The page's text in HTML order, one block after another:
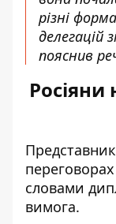
різні
делегацій
пояснив
Росіяни
словами
вимога.